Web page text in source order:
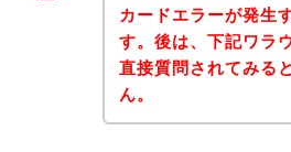
カードエラーが発生
す。後は、下記ワラ
直接質問されてみる
ん。